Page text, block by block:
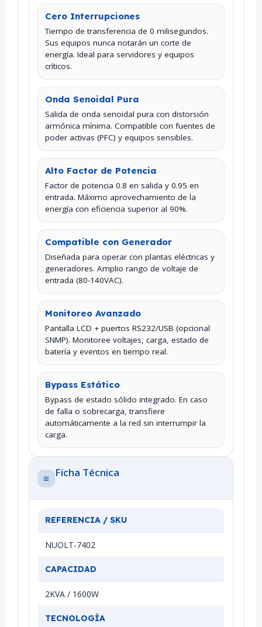
Cero Interrupciones
Tiempo de transferencia de 0 milisegundos.
Sus equipos nunca notarán un corte de
energía. Ideal para servidores y equipos
críticos.
Onda Senoidal Pura
Salida de onda senoidal pura con distorsión
armónica mínima. Compatible con fuentes de
poder activas (PFC) y equipos sensibles.
Alto Factor de Potencia
Factor de potencia 0.8 en salida y 0.95 en
entrada. Máximo aprovechamiento de la
energía con eficiencia superior al 90%.
Compatible con Generador
Diseñada para operar con plantas eléctricas y
generadores. Amplio rango de voltaje de
entrada (80-140VAC).
Monitoreo Avanzado
Pantalla LCD + puertos RS232/USB (opcional
SNMP). Monitoree voltajes, carga, estado de
batería y eventos en tiempo real.
Bypass Estático
Bypass de estado sólido integrado. En caso
de falla o sobrecarga, transfiere
automáticamente a la red sin interrumpir la
carga.
≡ Ficha Técnica
REFERENCIA / SKU
NUOLT-7402
CAPACIDAD
2KVA / 1600W
TECNOLOGÍA